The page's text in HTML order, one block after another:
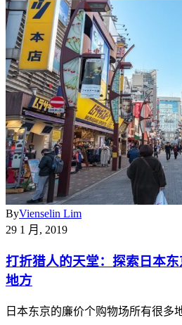
ByVienselin Lim
29 1 月, 2019
打折猎人的天堂：探索日本
地方
日本东京的廉价个购物场所有很多